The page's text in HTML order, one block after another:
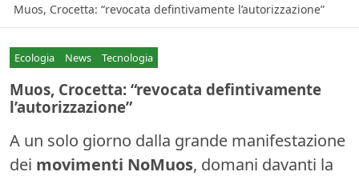
Muos, Crocetta: “revocata defintivamente l’autorizzazione”
Ecologia News Tecnologia
Muos, Crocetta: “revocata defintivamente
l’autorizzazione”
A un solo giorno dalla grande manifestazione
dei movimenti NoMuos, domani davanti la